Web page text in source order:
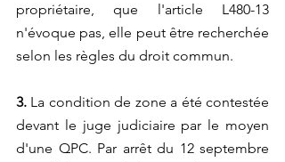
propriétaire, que l'article L480-13
n'évoque pas, elle peut être recherchée
selon les règles du droit commun.
3. La condition de zone a été contestée
devant le juge judiciaire par le moyen
d'une QPC. Par arrêt du 12 septembre